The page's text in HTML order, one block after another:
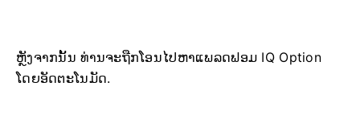
ຫຼັງຈາກນັ້ນ ທ່ານຈະຖືກໂອນໄປຫາແພລດຟອມ IQ Option
ໂດຍອັດຕະໂນມັດ.